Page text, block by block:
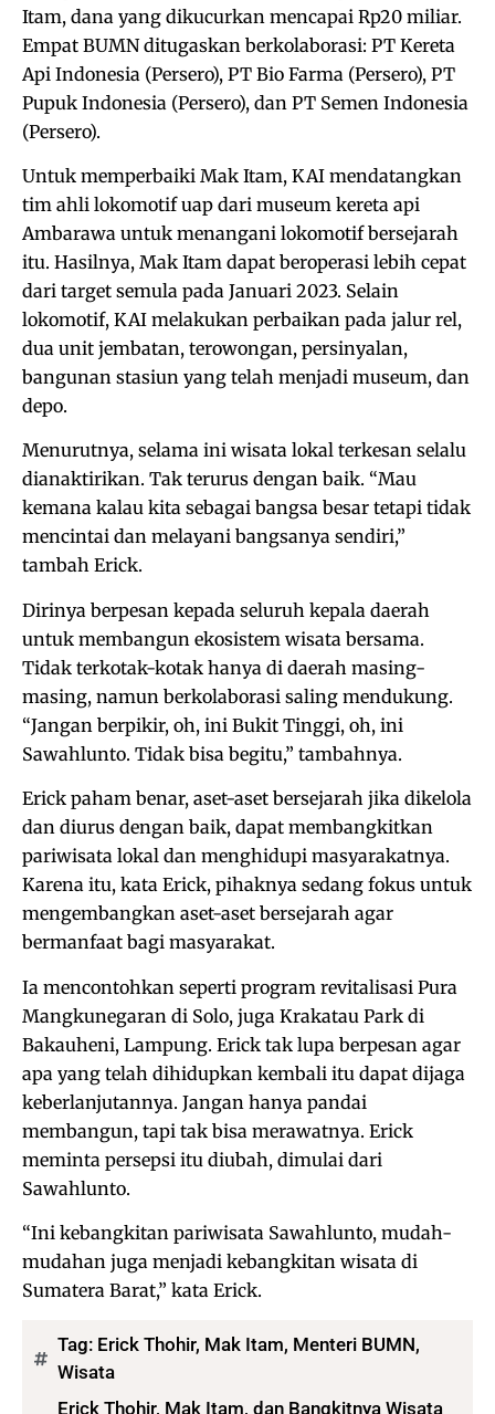
Itam, dana yang dikucurkan mencapai Rp20 miliar.
Empat BUMN ditugaskan berkolaborasi: PT Kereta
Api Indonesia (Persero), PT Bio Farma (Persero), PT
Pupuk Indonesia (Persero), dan PT Semen Indonesia
(Persero).
Untuk memperbaiki Mak Itam, KAI mendatangkan
tim ahli lokomotif uap dari museum kereta api
Ambarawa untuk menangani lokomotif bersejarah
itu. Hasilnya, Mak Itam dapat beroperasi lebih cepat
dari target semula pada Januari 2023. Selain
lokomotif, KAI melakukan perbaikan pada jalur rel,
dua unit jembatan, terowongan, persinyalan,
bangunan stasiun yang telah menjadi museum, dan
depo.
Menurutnya, selama ini wisata lokal terkesan selalu
dianaktirikan. Tak terurus dengan baik. “Mau
kemana kalau kita sebagai bangsa besar tetapi tidak
mencintai dan melayani bangsanya sendiri,”
tambah Erick.
Dirinya berpesan kepada seluruh kepala daerah
untuk membangun ekosistem wisata bersama.
Tidak terkotak-kotak hanya di daerah masing-
masing, namun berkolaborasi saling mendukung.
“Jangan berpikir, oh, ini Bukit Tinggi, oh, ini
Sawahlunto. Tidak bisa begitu,” tambahnya.
Erick paham benar, aset-aset bersejarah jika dikelola
dan diurus dengan baik, dapat membangkitkan
pariwisata lokal dan menghidupi masyarakatnya.
Karena itu, kata Erick, pihaknya sedang fokus untuk
mengembangkan aset-aset bersejarah agar
bermanfaat bagi masyarakat.
Ia mencontohkan seperti program revitalisasi Pura
Mangkunegaran di Solo, juga Krakatau Park di
Bakauheni, Lampung. Erick tak lupa berpesan agar
apa yang telah dihidupkan kembali itu dapat dijaga
keberlanjutannya. Jangan hanya pandai
membangun, tapi tak bisa merawatnya. Erick
meminta persepsi itu diubah, dimulai dari
Sawahlunto.
“Ini kebangkitan pariwisata Sawahlunto, mudah-
mudahan juga menjadi kebangkitan wisata di
Sumatera Barat,” kata Erick.
Tag: Erick Thohir, Mak Itam, Menteri BUMN,
Wisata
Erick Thohir, Mak Itam, dan Bangkitnya Wisata